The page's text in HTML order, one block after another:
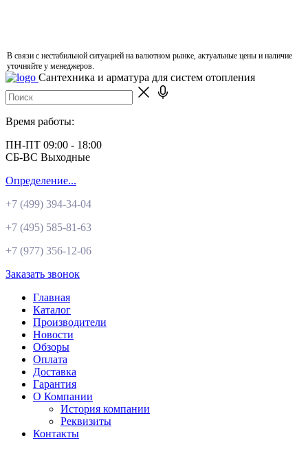
В связи с нестабильной ситуацией на валютном рынке, актуальные цены и наличие
уточняйте у менеджеров.
Сантехника и арматура для систем отопления
Время работы:
ПН-ПТ 09:00 - 18:00
СБ-ВС Выходные
Определение...
+7 (499) 394-34-04
+7 (495) 585-81-63
+7 (977) 356-12-06
Заказать звонок
Главная
Каталог
Производители
Новости
Обзоры
Оплата
Доставка
Гарантия
О Компании
История компании
Реквизиты
Контакты